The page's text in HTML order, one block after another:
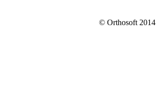
© Orthosoft 2014